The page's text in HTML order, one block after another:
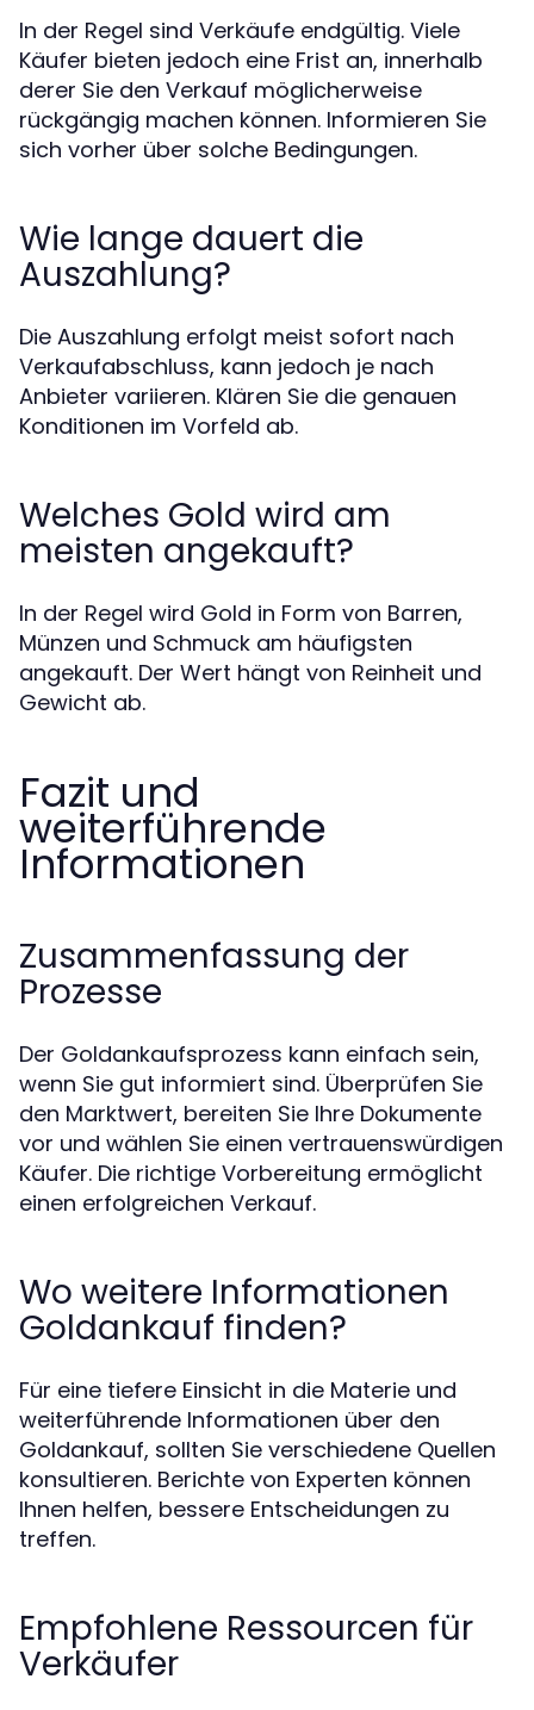
In der Regel sind Verkäufe endgültig. Viele
Käufer bieten jedoch eine Frist an, innerhalb
derer Sie den Verkauf möglicherweise
rückgängig machen können. Informieren Sie
sich vorher über solche Bedingungen.
Wie lange dauert die
Auszahlung?
Die Auszahlung erfolgt meist sofort nach
Verkaufabschluss, kann jedoch je nach
Anbieter variieren. Klären Sie die genauen
Konditionen im Vorfeld ab.
Welches Gold wird am
meisten angekauft?
In der Regel wird Gold in Form von Barren,
Münzen und Schmuck am häufigsten
angekauft. Der Wert hängt von Reinheit und
Gewicht ab.
Fazit und
weiterführende
Informationen
Zusammenfassung der
Prozesse
Der Goldankaufsprozess kann einfach sein,
wenn Sie gut informiert sind. Überprüfen Sie
den Marktwert, bereiten Sie Ihre Dokumente
vor und wählen Sie einen vertrauenswürdigen
Käufer. Die richtige Vorbereitung ermöglicht
einen erfolgreichen Verkauf.
Wo weitere Informationen
Goldankauf finden?
Für eine tiefere Einsicht in die Materie und
weiterführende Informationen über den
Goldankauf, sollten Sie verschiedene Quellen
konsultieren. Berichte von Experten können
Ihnen helfen, bessere Entscheidungen zu
treffen.
Empfohlene Ressourcen für
Verkäufer